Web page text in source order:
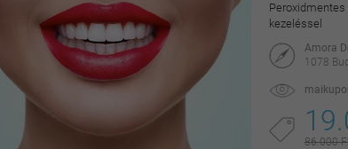
kezeléssel
Amora
1078
86.000